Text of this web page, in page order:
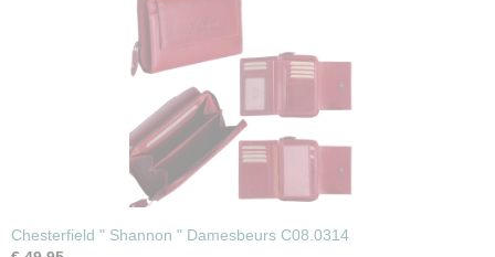
Chesterfield " Shannon " Damesbeurs C08.0314